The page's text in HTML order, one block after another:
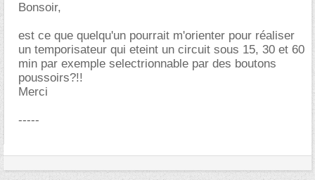
Bonsoir,
est ce que quelqu'un pourrait m'orienter pour réaliser
un temporisateur qui eteint un circuit sous 15, 30 et 60
min par exemple selectrionnable par des boutons
poussoirs?!!
Merci
-----